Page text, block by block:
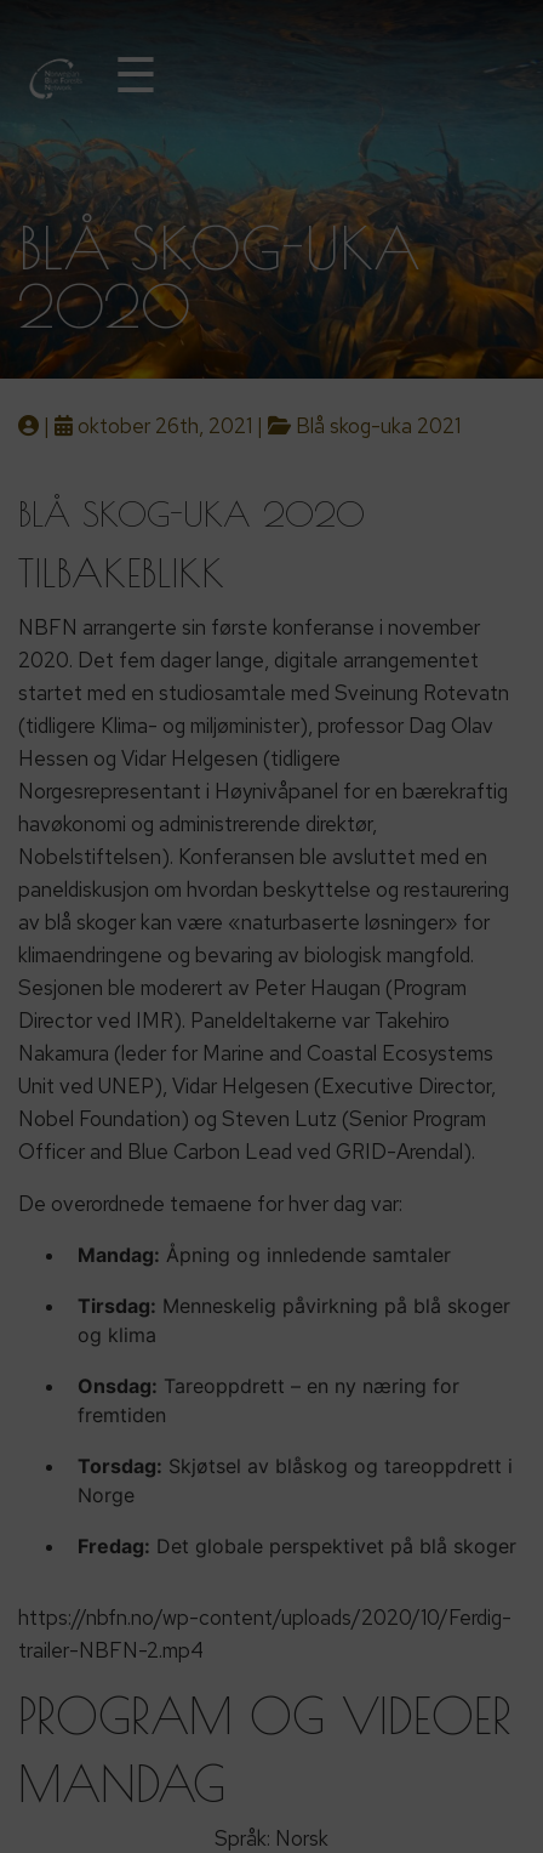
☰
BLÅ SKOG-UKA
2020
| oktober 26th, 2021 | Blå skog-uka 2021
BLÅ SKOG-UKA 2020
TILBAKEBLIKK
NBFN arrangerte sin første konferanse i november
2020. Det fem dager lange, digitale arrangementet
startet med en studiosamtale med Sveinung Rotevatn
(tidligere Klima- og miljøminister), professor Dag Olav
Hessen og Vidar Helgesen (tidligere
Norgesrepresentant i Høynivåpanel for en bærekraftig
havøkonomi og administrerende direktør,
Nobelstiftelsen). Konferansen ble avsluttet med en
paneldiskusjon om hvordan beskyttelse og restaurering
av blå skoger kan være «naturbaserte løsninger» for
klimaendringene og bevaring av biologisk mangfold.
Sesjonen ble moderert av Peter Haugan (Program
Director ved IMR). Paneldeltakerne var Takehiro
Nakamura (leder for Marine and Coastal Ecosystems
Unit ved UNEP), Vidar Helgesen (Executive Director,
Nobel Foundation) og Steven Lutz (Senior Program
Officer and Blue Carbon Lead ved GRID-Arendal).
De overordnede temaene for hver dag var:
Mandag: Åpning og innledende samtaler
Tirsdag: Menneskelig påvirkning på blå skoger
og klima
Onsdag: Tareoppdrett – en ny næring for
fremtiden
Torsdag: Skjøtsel av blåskog og tareoppdrett i
Norge
Fredag: Det globale perspektivet på blå skoger
https://nbfn.no/wp-content/uploads/2020/10/Ferdig-
trailer-NBFN-2.mp4
PROGRAM OG VIDEOER
MANDAG
Språk: Norsk